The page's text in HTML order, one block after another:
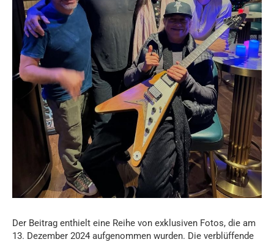
Der Beitrag enthielt eine Reihe von exklusiven Fotos, die am
13. Dezember 2024 aufgenommen wurden. Die verblüffende